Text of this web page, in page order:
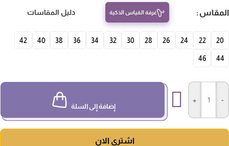
غرفة القياس الذكية دليل المقاسات
20
22
24
26
28
30
32
34
36
38
40
42
44
46
إضافة إلى السلة
اشتري الان